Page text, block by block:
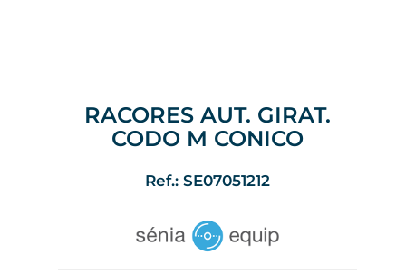
RACORES AUT. GIRAT.
CODO M CONICO
Ref.: SE07051212